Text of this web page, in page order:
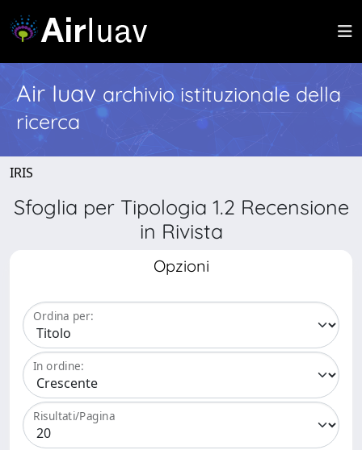
Air Iuav archivio istituzionale della
ricerca
IRIS
Sfoglia per Tipologia 1.2 Recensione
in Rivista
Opzioni
Ordina per:
In ordine:
Risultati/Pagina